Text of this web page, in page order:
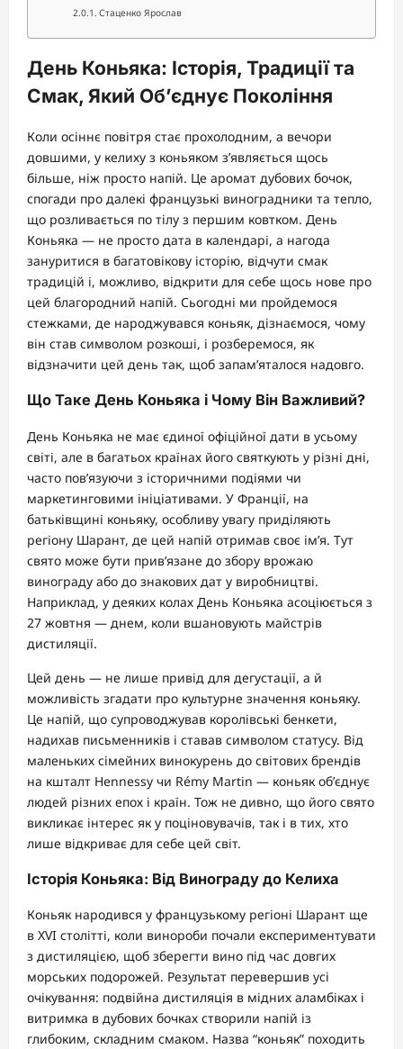
Стаценко Ярослав
День Коньяка: Історія, Традиції та
Смак, Який Об’єднує Покоління
Коли осіннє повітря стає прохолодним, а вечори
довшими, у келиху з коньяком з’являється щось
більше, ніж просто напій. Це аромат дубових бочок,
спогади про далекі французькі виноградники та тепло,
що розливається по тілу з першим ковтком. День
Коньяка — не просто дата в календарі, а нагода
зануритися в багатовікову історію, відчути смак
традицій і, можливо, відкрити для себе щось нове про
цей благородний напій. Сьогодні ми пройдемося
стежками, де народжувався коньяк, дізнаємося, чому
він став символом розкоші, і розберемося, як
відзначити цей день так, щоб запам’яталося надовго.
Що Таке День Коньяка і Чому Він Важливий?
День Коньяка не має єдиної офіційної дати в усьому
світі, але в багатьох країнах його святкують у різні дні,
часто пов’язуючи з історичними подіями чи
маркетинговими ініціативами. У Франції, на
батьківщині коньяку, особливу увагу приділяють
регіону Шарант, де цей напій отримав своє ім’я. Тут
свято може бути прив’язане до збору врожаю
винограду або до знакових дат у виробництві.
Наприклад, у деяких колах День Коньяка асоціюється з
27 жовтня — днем, коли вшановують майстрів
дистиляції.
Цей день — не лише привід для дегустації, а й
можливість згадати про культурне значення коньяку.
Це напій, що супроводжував королівські бенкети,
надихав письменників і ставав символом статусу. Від
маленьких сімейних винокурень до світових брендів
на кшталт Hennessy чи Rémy Martin — коньяк об’єднує
людей різних епох і країн. Тож не дивно, що його свято
викликає інтерес як у поціновувачів, так і в тих, хто
лише відкриває для себе цей світ.
Історія Коньяка: Від Винограду до Келиха
Коньяк народився у французькому регіоні Шарант ще
в XVI столітті, коли винороби почали експериментувати
з дистиляцією, щоб зберегти вино під час довгих
морських подорожей. Результат перевершив усі
очікування: подвійна дистиляція в мідних аламбіках і
витримка в дубових бочках створили напій із
глибоким, складним смаком. Назва “коньяк” походить